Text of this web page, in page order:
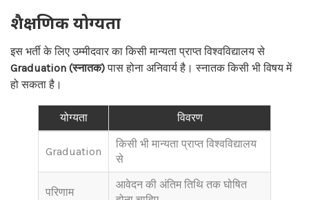
शैक्षणिक योग्यता
इस भर्ती के लिए उम्मीदवार का किसी मान्यता प्राप्त विश्वविद्यालय से
Graduation (स्नातक)पास होना अनिवार्य है। स्नातक किसी भी विषय में
हो सकता है।
योग्यता विवरण
Graduation
किसी भी मान्यता प्राप्त विश्वविद्यालय
से
परिणाम
आवेदन की अंतिम तिथि तक घोषित